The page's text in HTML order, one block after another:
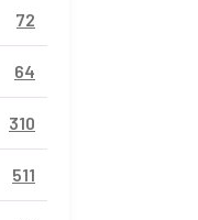
72
64
310
511